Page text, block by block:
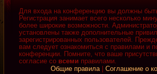
Для входа на конференцию вы должны
Регистрация занимает всего несколько
более широкие возможности.
установлены также дополнительные
зарегистрированных пользователей.
вам следует ознакомиться с правилами и
конференции. Помните, что ваше
согласие со всеми правилами.
Общие правила| Соглашение о